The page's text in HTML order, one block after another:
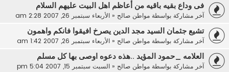
فى وداع بقيه باقيه من أعاظم اهل البيت عليهم السلام
آخر مشاركة بواسطة مواطن صالح « الأربعاء سبتمبر 26, 2007 2:28 am
تشيع جثمان السيد مجد الدين يصرخ افيقوا فانكم واهمون
آخر مشاركة بواسطة مواطن صالح « الأربعاء سبتمبر 26, 2007 1:42 am
العلامه _حمود المؤيد ..هذه دعوه اوصى بها كل مسلم
آخر مشاركة بواسطة مواطن صالح « السبت سبتمبر 15, 2007 5:04 pm